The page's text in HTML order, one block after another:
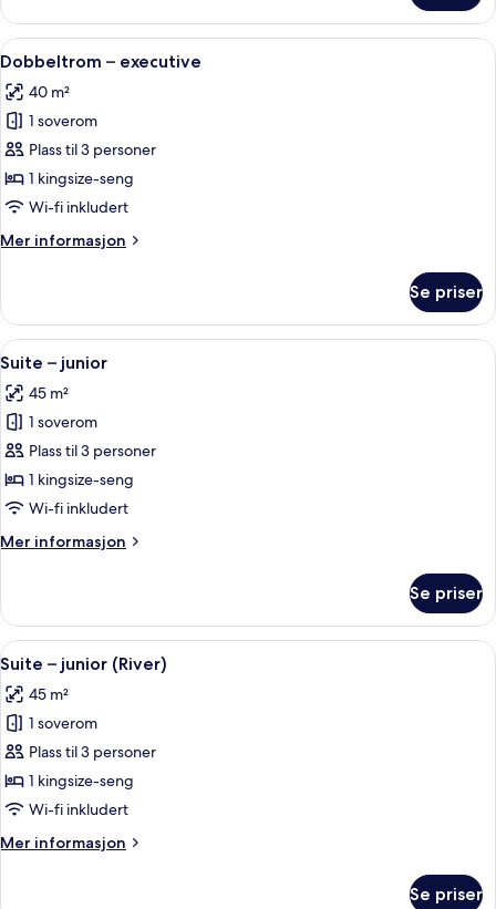
–
deluxe
Åpne
alle
bildene
av
Dobbeltrom
–
executive
Minibar (inkludert), safe på rommet,
19
Dobbeltrom – executive
40 m²
1 soverom
Plass til 3 personer
1 kingsize-seng
Wi-fi inkludert
Mer informasjon
Mer
–
executive
Se priser
Åpne
alle
bildene
av
Suite
–
junior
Suite – junior | Minibar (inkludert),
14
Suite – junior
45 m²
1 soverom
Plass til 3 personer
1 kingsize-seng
Wi-fi inkludert
Mer informasjon
Mer
–
junior
Se priser
Åpne
alle
bildene
av
Suite
–
junior
Suite – junior (River) | Minibar
15
Suite – junior (River)
45 m²
1 soverom
Plass til 3 personer
1 kingsize-seng
Wi-fi inkludert
Mer informasjon
Mer
Se priser